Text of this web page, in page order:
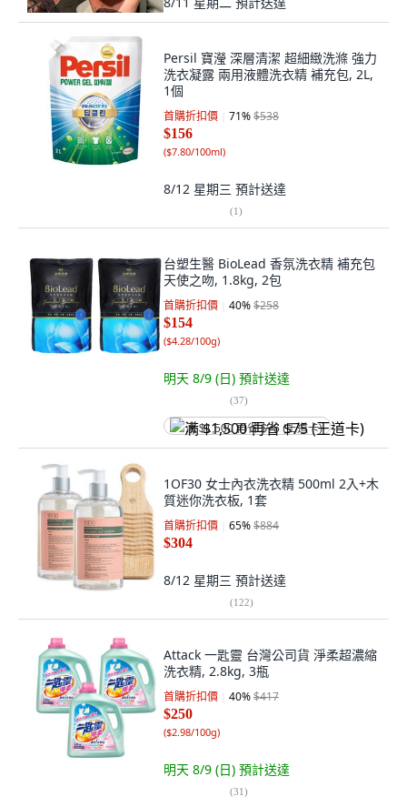
Persil 寶瀅 深層清潔 超細緻洗滌 強力
洗衣凝露 兩用液體洗衣精 補充包, 2L,
1個
首購折扣價 71%$538
$156
($7.80/100ml)
8/12 星期三 預計送達
(1)
台塑生醫 BioLead 香氛洗衣精 補充包
天使之吻, 1.8kg, 2包
首購折扣價 40%$258
$154
($4.28/100g)
明天 8/9 (日) 預計送達
(37)
满 $1,500 再省 $75 (王道卡)
1OF30 女士內衣洗衣精 500ml 2入+木
質迷你洗衣板, 1套
首購折扣價 65%$884
$304
8/12 星期三 預計送達
(122)
Attack 一匙靈 台灣公司貨 淨柔超濃縮
洗衣精, 2.8kg, 3瓶
首購折扣價 40%$417
$250
($2.98/100g)
明天 8/9 (日) 預計送達
(31)